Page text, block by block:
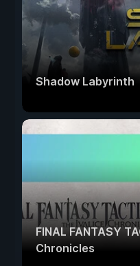
Shadow Labyrinth
FINAL FANTASY
Chronicles